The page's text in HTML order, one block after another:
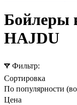
Бойлеры
HAJDU
Фильтр:
Сортировка
По популярности
Цена